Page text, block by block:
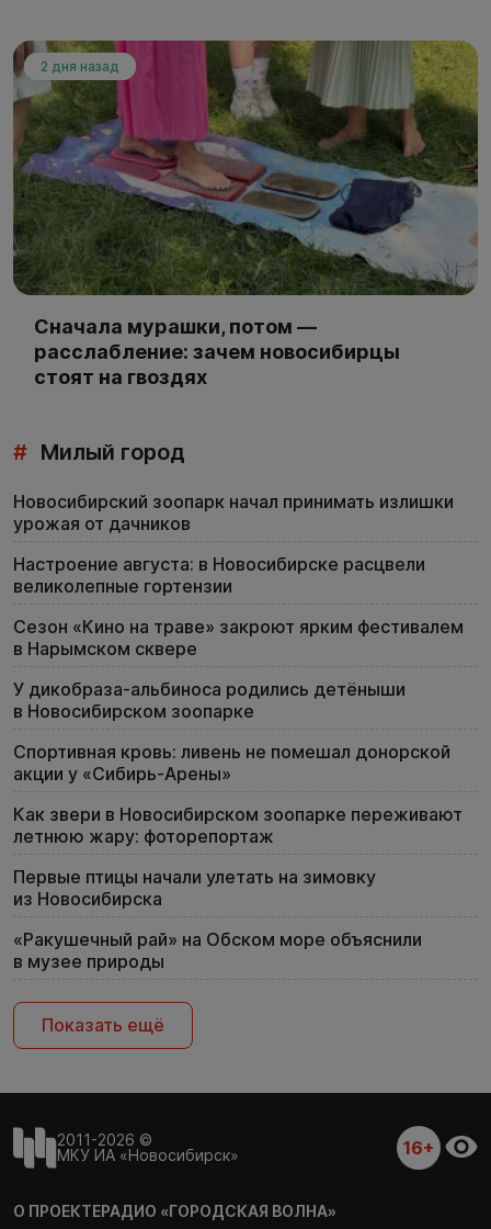
2 дня назад
Сначала мурашки, потом —
расслабление: зачем новосибирцы
стоят на гвоздях
# Милый город
Новосибирский зоопарк начал принимать излишки
урожая от дачников
Настроение августа: в Новосибирске расцвели
великолепные гортензии
Сезон «Кино на траве» закроют ярким фестивалем
в Нарымском сквере
У дикобраза-альбиноса родились детёныши
в Новосибирском зоопарке
Спортивная кровь: ливень не помешал донорской
акции у «Сибирь-Арены»
Как звери в Новосибирском зоопарке переживают
летнюю жару: фоторепортаж
Первые птицы начали улетать на зимовку
из Новосибирска
«Ракушечный рай» на Обском море объяснили
в музее природы
Показать ещё
2011-2026 ©
МКУ ИА «Новосибирск»
16+
О ПРОЕКТЕРАДИО «ГОРОДСКАЯ ВОЛНА»